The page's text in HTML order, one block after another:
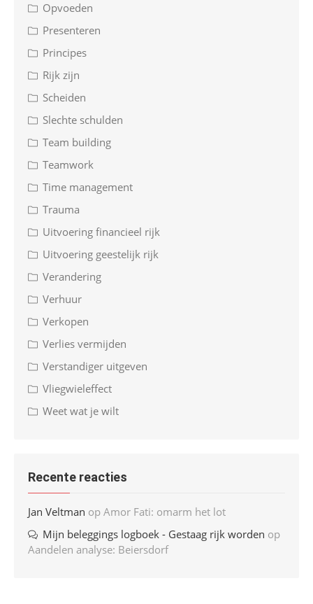
Opvoeden
Presenteren
Principes
Rijk zijn
Scheiden
Slechte schulden
Team building
Teamwork
Time management
Trauma
Uitvoering financieel rijk
Uitvoering geestelijk rijk
Verandering
Verhuur
Verkopen
Verlies vermijden
Verstandiger uitgeven
Vliegwieleffect
Weet wat je wilt
Recente reacties
Jan Veltman op Amor Fati: omarm het lot
Mijn beleggings logboek - Gestaag rijk worden op
Aandelen analyse: Beiersdorf